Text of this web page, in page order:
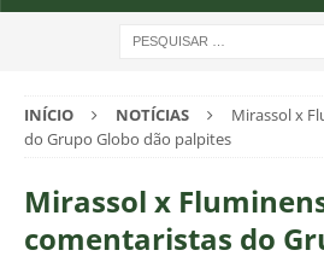
INÍCIO NOTÍCIAS
Mirassol x
do Grupo Globo dão palpites
Mirassol x
comentaristas do